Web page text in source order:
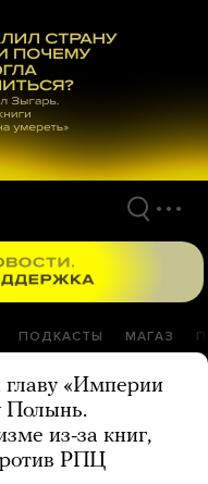
ПОДКАСТЫ МАГАЗ
«Империи
Полынь.
из-за книг,
РПЦ